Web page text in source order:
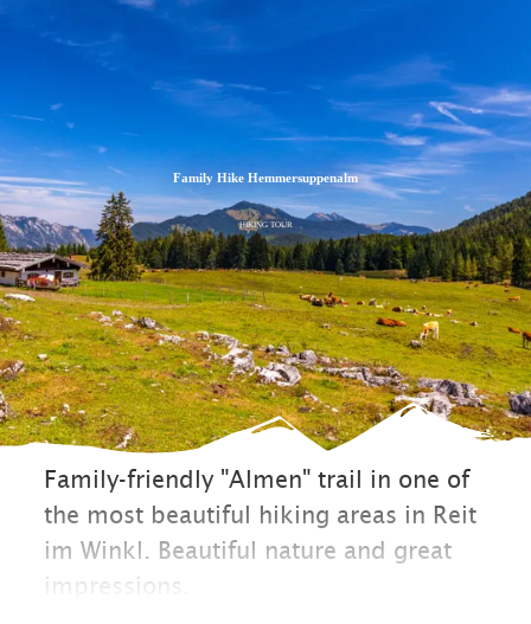
Family Hike Hemmersuppenalm
HIKING TOUR
Family-friendly "Almen" trail in one of
the most beautiful hiking areas in Reit
im Winkl. Beautiful nature and great
impressions.